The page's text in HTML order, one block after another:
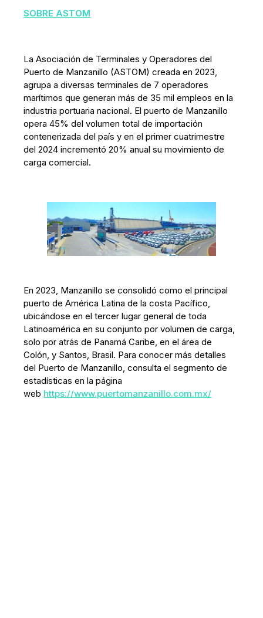
SOBRE ASTOM
La Asociación de Terminales y Operadores del
Puerto de Manzanillo (ASTOM) creada en 2023,
agrupa a diversas terminales de 7 operadores
marítimos que generan más de 35 mil empleos en la
industria portuaria nacional. El puerto de Manzanillo
opera 45% del volumen total de importación
contenerizada del país y en el primer cuatrimestre
del 2024 incrementó 20% anual su movimiento de
carga comercial.
En 2023, Manzanillo se consolidó como el principal
puerto de América Latina de la costa Pacífico,
ubicándose en el tercer lugar general de toda
Latinoamérica en su conjunto por volumen de carga,
solo por atrás de Panamá Caribe, en el área de
Colón, y Santos, Brasil. Para conocer más detalles
del Puerto de Manzanillo, consulta el segmento de
estadísticas en la página
web https://www.puertomanzanillo.com.mx/